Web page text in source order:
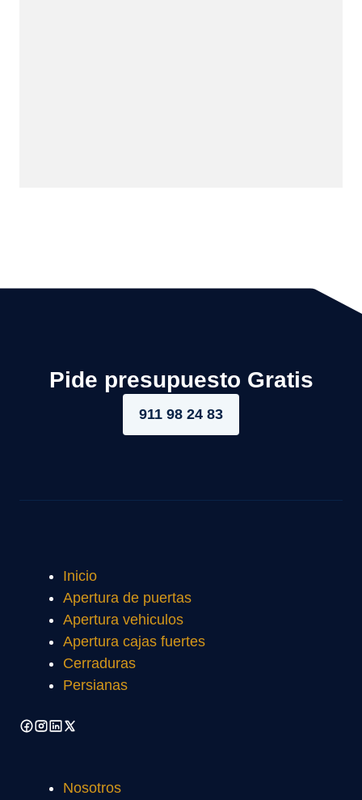
Pide presupuesto Gratis
911 98 24 83
Inicio
Apertura de puertas
Apertura vehiculos
Apertura cajas fuertes
Cerraduras
Persianas
Nosotros